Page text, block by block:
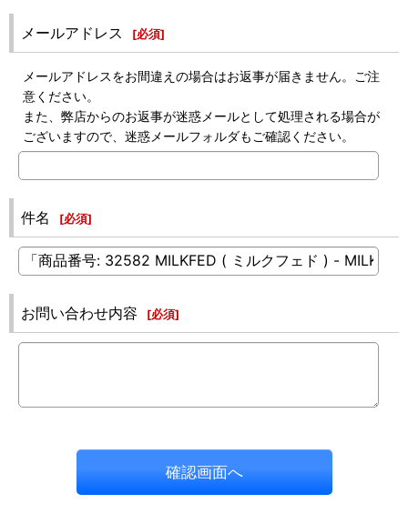
メールアドレス [必須]
メールアドレスをお間違えの場合はお返事が届きません。ご注
意ください。
また、弊店からのお返事が迷惑メールとして処理される場合が
ございますので、迷惑メールフォルダもご確認ください。
件名 [必須]
お問い合わせ内容 [必須]
確認画面へ